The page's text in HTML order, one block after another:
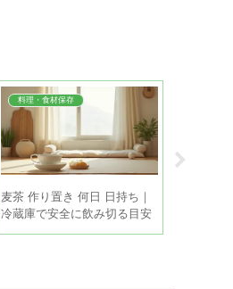
料理・食材保存
麦茶 作り置き 何日 日持ち｜
冷蔵庫で安全に飲み切る目安
と保存のコツ